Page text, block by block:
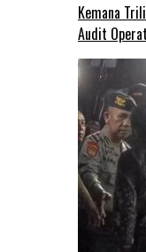
Kemana
Audit